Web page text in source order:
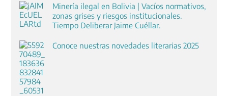
Minería ilegal en Bolivia | Vacíos normativos,
zonas grises y riesgos institucionales.
Tiempo Deliberar Jaime Cuéllar.
Conoce nuestras novedades literarias 2025